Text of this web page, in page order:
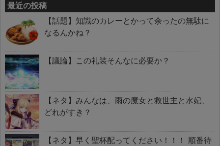
最近の投稿
【話題】知識のカレーとかって余ったの無駄に
なるんかね？
【議論】この礼装そんなに必要か？
【ネタ】みんなは、雨の魔女と救世主と水妃、
どれがすき？
【ネタ】早く聖杯配ってください！！！ 順番待